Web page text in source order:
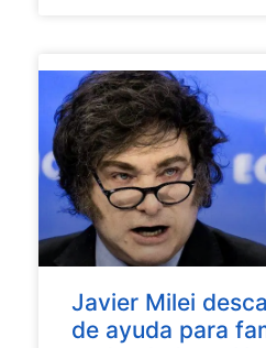
Javier Milei
de ayuda para